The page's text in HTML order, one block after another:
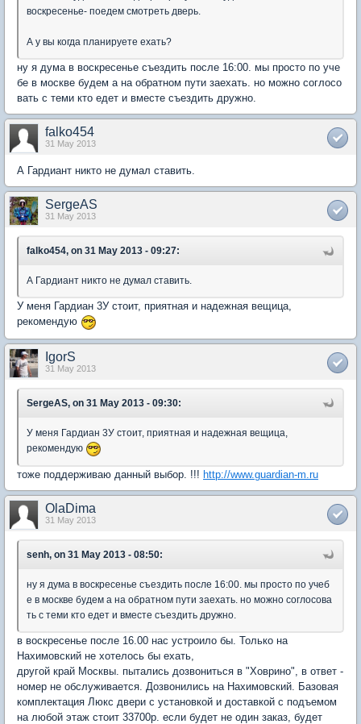
воскресенье- поедем смотреть дверь.
А у вы когда планируете ехать?
ну я дума в воскресенье съездить после 16:00. мы просто по уче
бе в москве будем а на обратном пути заехать. но можно соглосо
вать с теми кто едет и вместе съездить дружно.
falko454
31 May 2013
А Гардиант никто не думал ставить.
SergeAS
31 May 2013
falko454, on 31 May 2013 - 09:27:
А Гардиант никто не думал ставить.
У меня Гардиан 3У стоит, приятная и надежная вещица,
рекомендую
IgorS
31 May 2013
SergeAS, on 31 May 2013 - 09:30:
У меня Гардиан 3У стоит, приятная и надежная вещица,
рекомендую
тоже поддерживаю данный выбор. !!! http://www.guardian-m.ru
OlaDima
31 May 2013
senh, on 31 May 2013 - 08:50:
ну я дума в воскресенье съездить после 16:00. мы просто по учеб
е в москве будем а на обратном пути заехать. но можно соглосова
ть с теми кто едет и вместе съездить дружно.
в воскресенье после 16.00 нас устроило бы. Только на
Нахимовский не хотелось бы ехать,
другой край Москвы. пытались дозвониться в "Ховрино", в ответ -
номер не обслуживается. Дозвонились на Нахимовский. Базовая
комплектация Люкс двери с установкой и доставкой с подъемом
на любой этаж стоит 33700р. если будет не один заказ, будет